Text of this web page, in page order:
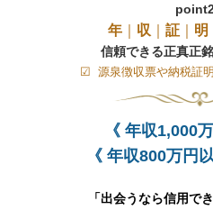
point2
年 収 証 明
信頼できる正真正
☑ 源泉徴収票や納税証
《 年収1,000
《 年収800万円
「出会うなら信用で